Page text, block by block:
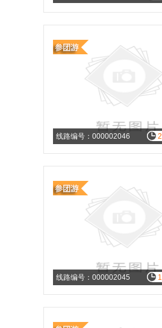
2
线路编号：000002046
1
线路编号：000002045